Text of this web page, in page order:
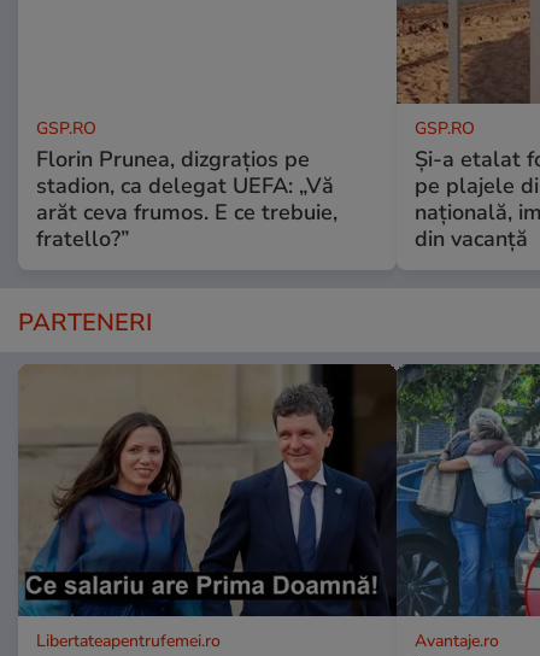
GSP.RO
Florin Prunea, dizgrațios pe
stadion, ca delegat UEFA: „Vă
arăt ceva frumos. E ce trebuie,
fratello?”
GSP.RO
Și-a etalat
pe plajele
națională,
din vacanță
PARTENERI
Libertateapentrufemei.ro Avantaje.ro